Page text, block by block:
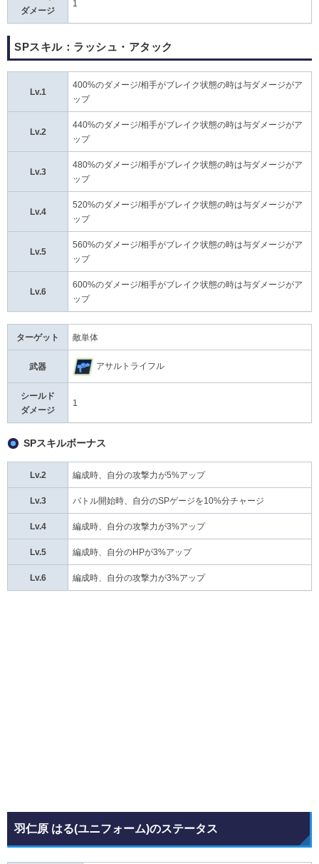
ダメージ
1
SPスキル：ラッシュ・アタック
Lv.1
400%のダメージ/相手がブレイク状態の時は与ダメージがア
ップ
Lv.2
440%のダメージ/相手がブレイク状態の時は与ダメージがア
ップ
Lv.3
480%のダメージ/相手がブレイク状態の時は与ダメージがア
ップ
Lv.4
520%のダメージ/相手がブレイク状態の時は与ダメージがア
ップ
Lv.5
560%のダメージ/相手がブレイク状態の時は与ダメージがア
ップ
Lv.6
600%のダメージ/相手がブレイク状態の時は与ダメージがア
ップ
ターゲット 敵単体
武器 アサルトライフル
シールド
ダメージ
1
SPスキルボーナス
Lv.2 編成時、自分の攻撃力が5%アップ
Lv.3 バトル開始時、自分のSPゲージを10%分チャージ
Lv.4 編成時、自分の攻撃力が3%アップ
Lv.5 編成時、自分のHPが3%アップ
Lv.6 編成時、自分の攻撃力が3%アップ
羽仁原 はる(ユニフォーム)のステータス